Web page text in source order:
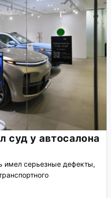
суд у автосалона
имел серьезные дефекты,